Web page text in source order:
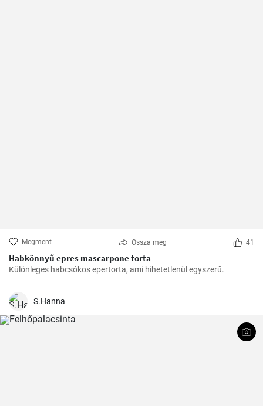
Megment Ossza meg 41
Habkönnyű epres mascarpone torta
Különleges habcsókos epertorta, ami hihetetlenül egyszerű.
S.Hanna